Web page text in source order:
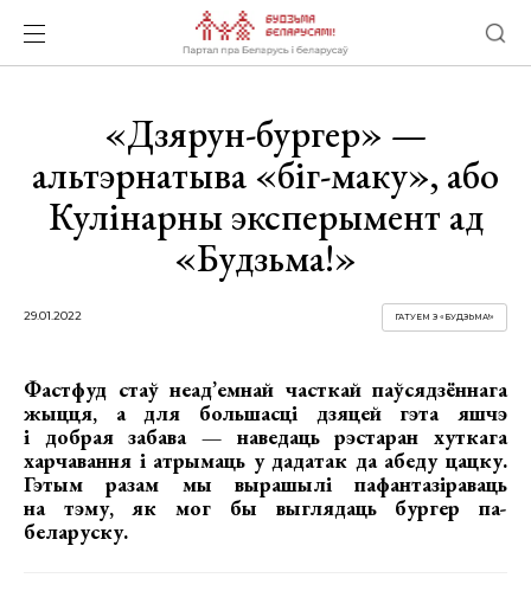
«Дзярун-бургер» —
альтэрнатыва «біг-маку», або
Кулінарны эксперымент ад
«Будзьма!»
29.01.2022 ГАТУЕМ З «БУДЗЬМА!»
Фастфуд стаў неад’емнай часткай паўсядзённага
жыцця, а для большасці дзяцей гэта яшчэ
і добрая забава — наведаць рэстаран хуткага
харчавання і атрымаць у дадатак да абеду цацку.
Гэтым разам мы вырашылі пафантазіраваць
на тэму, як мог бы выглядаць бургер па-
беларуску.